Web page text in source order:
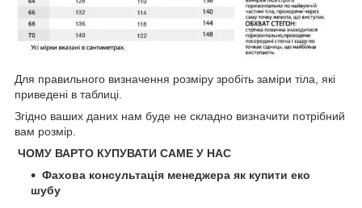
Для правильного визначення розміру зробіть заміри тіла, які
приведені в таблиці.
Згідно ваших даних нам буде не складно визначити потрібний
вам розмір.
ЧОМУ ВАРТО КУПУВАТИ САМЕ У НАС
Фахова консультація менеджера як купити еко
шубу